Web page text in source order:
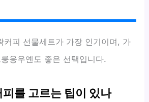
커피 선물세트가 가장 인기이며, 가
응우옌도 좋은 선택입니다.
를 고르는 팁이 있나